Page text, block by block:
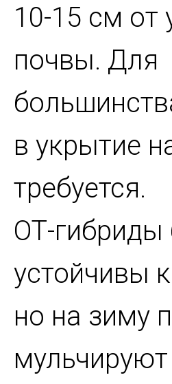
10-15 см от
почвы. Для
в укрытие
требуется.
ОТ-гибриды
устойчивы
но на зиму
мульчируют